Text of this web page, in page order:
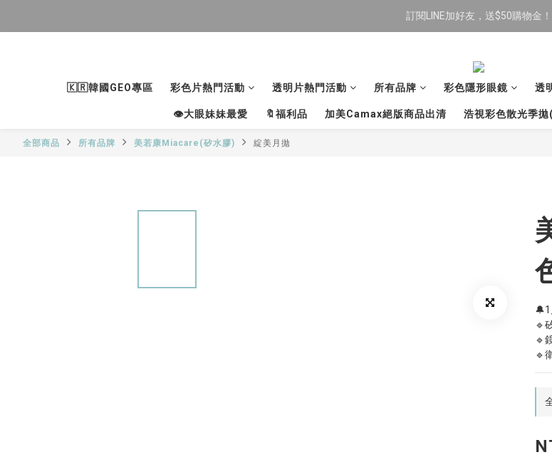
限時全館滿$699免運
限時全館滿$699免運
🇰🇷韓國GEO專區 彩色片熱門活動 透明片熱門活動 所有品牌 彩色隱形眼鏡 透
👁大眼妹妹最愛 🔖福利品 加美Camax絕版商品出清 浩視彩色散光季拋
全部商品 所有品牌 美若康Miacare(矽水膠) 綻美月拋
🔹
🔹
🔹